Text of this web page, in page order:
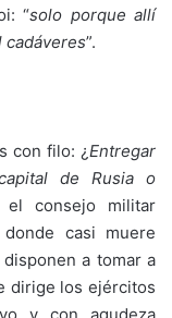
“solo porque allí
”.
con filo: ¿Entregar
de Rusia o
consejo militar
casi muere
a tomar a
dirige los ejércitos